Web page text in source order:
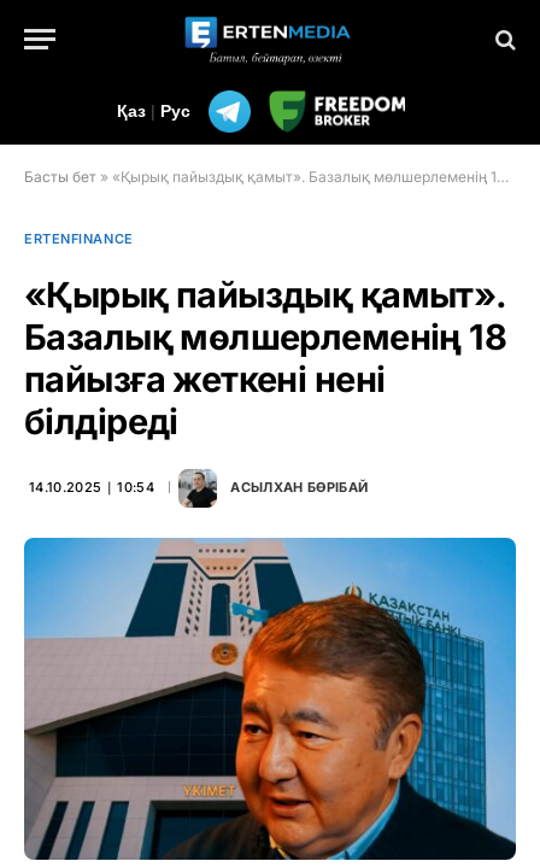
Қаз | Рус
Басты бет » «Қырық пайыздық қамыт». Базалық мөлшерлеменің 18 пайызға жеткені нені білдіреді
ERTENFINANCE
«Қырық пайыздық қамыт».
Базалық мөлшерлеменің 18
пайызға жеткені нені
білдіреді
14.10.2025 ∣ 10:54 АСЫЛХАН БӨРІБАЙ